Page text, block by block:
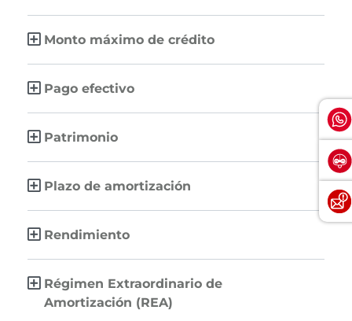
Monto máximo de crédito
Pago efectivo
Patrimonio
Plazo de amortización
Rendimiento
Régimen Extraordinario de
Amortización (REA)